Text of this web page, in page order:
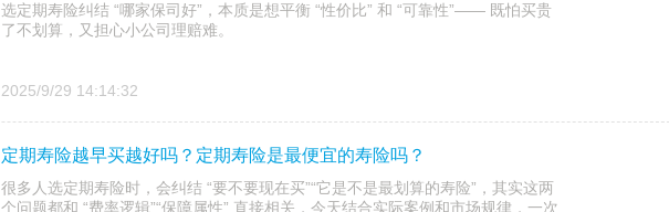
选定期寿险纠结 “哪家保司好”，本质是想平衡 “性价比” 和 “可靠性”—— 既怕买贵
了不划算，又担心小公司理赔难。
2025/9/29 14:14:32
定期寿险越早买越好吗？定期寿险是最便宜的寿险吗？
很多人选定期寿险时，会纠结 “要不要现在买”“它是不是最划算的寿险”，其实这两
个问题都和 “费率逻辑”“保障属性” 直接相关，今天结合实际案例和市场规律，一次